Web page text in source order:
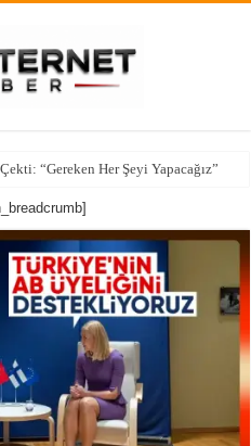
“Gereken Her Şeyi Yapacağız”
kritik füze stokları alarm veriyor